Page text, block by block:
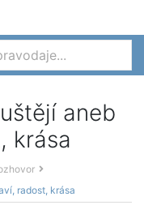
aneb
krása
radost, krása